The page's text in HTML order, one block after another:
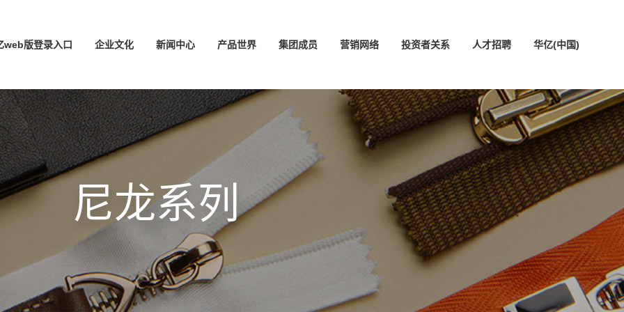
web版登录入口 企业文化 新闻中心 产品世界 集团成员 营销网络 投资者关系 人才招聘 华亿(中国)
中文版 ENGLISH
尼龙系列